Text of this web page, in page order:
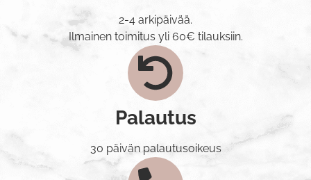
2-4 arkipäivää.
Ilmainen toimitus yli 60€ tilauksiin.
Palautus
30 päivän palautusoikeus